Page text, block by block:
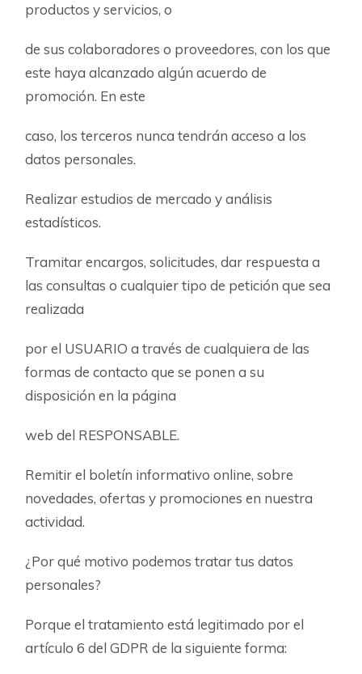
productos y servicios, o
de sus colaboradores o proveedores, con los que
este haya alcanzado algún acuerdo de
promoción. En este
caso, los terceros nunca tendrán acceso a los
datos personales.
Realizar estudios de mercado y análisis
estadísticos.
Tramitar encargos, solicitudes, dar respuesta a
las consultas o cualquier tipo de petición que sea
realizada
por el USUARIO a través de cualquiera de las
formas de contacto que se ponen a su
disposición en la página
web del RESPONSABLE.
Remitir el boletín informativo online, sobre
novedades, ofertas y promociones en nuestra
actividad.
¿Por qué motivo podemos tratar tus datos
personales?
Porque el tratamiento está legitimado por el
artículo 6 del GDPR de la siguiente forma: